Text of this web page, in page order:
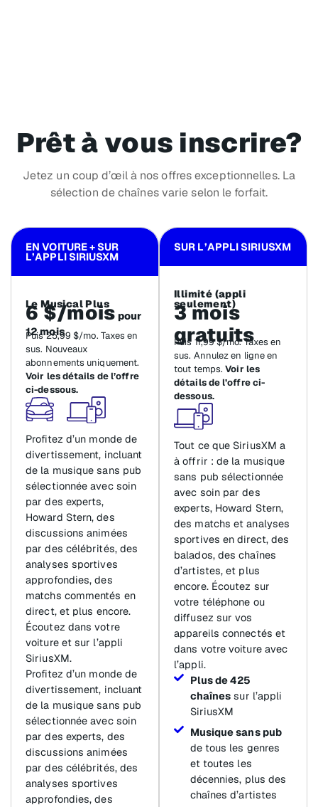
Prêt à vous inscrire?
Jetez un coup d’œil à nos offres exceptionnelles. La
sélection de chaînes varie selon le forfait.
EN VOITURE + SUR
L’APPLI SIRIUSXM
Le Musical Plus
6 $/mois pour
12 mois
Puis 25,99 $/mo. Taxes en
sus. Nouveaux
abonnements uniquement.
Voir les détails de l’offre
ci-dessous.
Profitez d’un monde de
divertissement, incluant
de la musique sans pub
sélectionnée avec soin
par des experts,
Howard Stern, des
discussions animées
par des célébrités, des
analyses sportives
approfondies, des
matchs commentés en
direct, et plus encore.
Écoutez dans votre
voiture et sur l’appli
SiriusXM.
Profitez d’un monde de
divertissement, incluant
de la musique sans pub
sélectionnée avec soin
par des experts, des
discussions animées
par des célébrités, des
analyses sportives
approfondies, des
SUR L’APPLI SIRIUSXM
Illimité (appli
seulement)
3 mois
gratuits
Puis 11,99 $/mo. Taxes en
sus. Annulez en ligne en
tout temps.Voir les
détails de l’offre ci-
dessous.
Tout ce que SiriusXM a
à offrir : de la musique
sans pub sélectionnée
avec soin par des
experts, Howard Stern,
des matchs et analyses
sportives en direct, des
balados, des chaînes
d’artistes, et plus
encore. Écoutez sur
votre téléphone ou
diffusez sur vos
appareils connectés et
dans votre voiture avec
l’appli.
Plus de 425
chaînes sur l’appli
SiriusXM
Musique sans pub
de tous les genres
et toutes les
décennies, plus des
chaînes d’artistes